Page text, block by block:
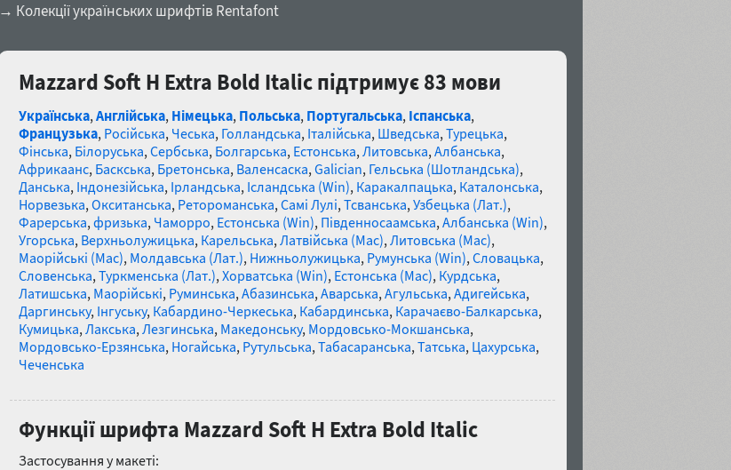
→ Колекції українських шрифтів Rentafont
Mazzard Soft H Extra Bold Italic підтримує 83 мови
Українська,Англійська, Німецька, Польська, Португальська, Іспанська,
Французька, Російська, Чеська, Голландська, Італійська, Шведська,Турецька,
Фінська, Білоруська,Сербська, Болгарська, Естонська,Литовська,Албанська,
Африкаанс, Баскська, Бретонська, Валенсаска,Galician, Гельська (Шотландська),
Данська, Індонезійська, Ірландська, Ісландська (Win), Каракалпацька, Каталонська,
Норвезька,Окситанська, Ретороманська,Самі Лулі,Тсванська,Узбецька (Лат.),
Фарерська,фризька, Чаморро, Естонська (Win), Південносаамська,Албанська (Win),
Угорська, Верхньолужицька, Карельська,Латвійська (Mac),Литовська (Mac),
Маорійські (Mac), Молдавська (Лат.), Нижньолужицька, Румунська (Win),Словацька,
Словенська,Туркменська (Лат.),Хорватська (Win), Естонська (Mac), Курдська,
Латишська, Маорійські, Руминська,Абазинська,Аварська,Агульська,Адигейська,
Даргинську, Інгуську, Кабардино-Черкеська, Кабардинська, Карачаєво-Балкарська,
Кумицька,Лакська,Лезгинська, Македонську, Мордовсько-Мокшанська,
Мордовсько-Ерзянська, Ногайська, Рутульська,Табасаранська,Татська, Цахурська,
Чеченська
Функції шрифта Mazzard Soft H Extra Bold Italic
Застосування у макеті: